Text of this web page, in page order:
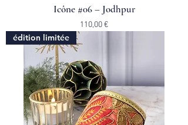
Icône #06 – Jodhpur
Prix
110,00 €
édition limitée